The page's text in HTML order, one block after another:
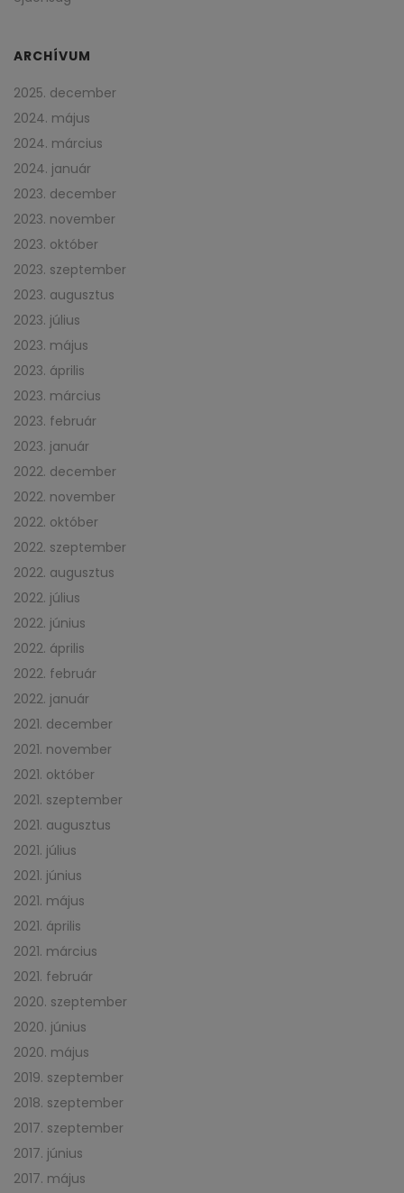
ARCHÍVUM
2025. december
2024. május
2024. március
2024. január
2023. december
2023. november
2023. október
2023. szeptember
2023. augusztus
2023. július
2023. május
2023. április
2023. március
2023. február
2023. január
2022. december
2022. november
2022. október
2022. szeptember
2022. augusztus
2022. július
2022. június
2022. április
2022. február
2022. január
2021. december
2021. november
2021. október
2021. szeptember
2021. augusztus
2021. július
2021. június
2021. május
2021. április
2021. március
2021. február
2020. szeptember
2020. június
2020. május
2019. szeptember
2018. szeptember
2017. szeptember
2017. június
2017. május